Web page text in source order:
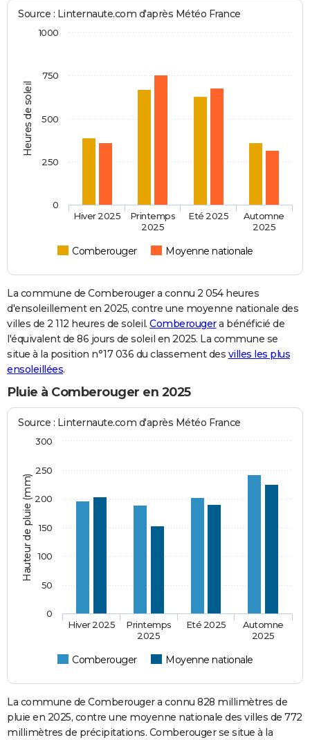
Heures de soleil
Source : Linternaute.com d'après Météo France
Comberouger Moyenne nationale
Hiver 2025
Printemps
2025
Eté 2025
Automne
2025
0
250
500
750
1000
La commune de Comberouger a connu 2 054 heures
d'ensoleillement en 2025, contre une moyenne nationale des
villes de 2 112 heures de soleil. Comberougera bénéficié de
l'équivalent de 86 jours de soleil en 2025. La commune se
situe à la position n°17 036 du classement des villes les plus
ensoleillées.
Pluie à Comberouger en 2025
Hauteur de pluie (mm)
Source : Linternaute.com d'après Météo France
Comberouger Moyenne nationale
Hiver 2025
Printemps
2025
Eté 2025
Automne
2025
0
50
100
150
200
250
300
La commune de Comberouger a connu 828 millimètres de
pluie en 2025, contre une moyenne nationale des villes de 772
millimètres de précipitations. Comberouger se situe à la